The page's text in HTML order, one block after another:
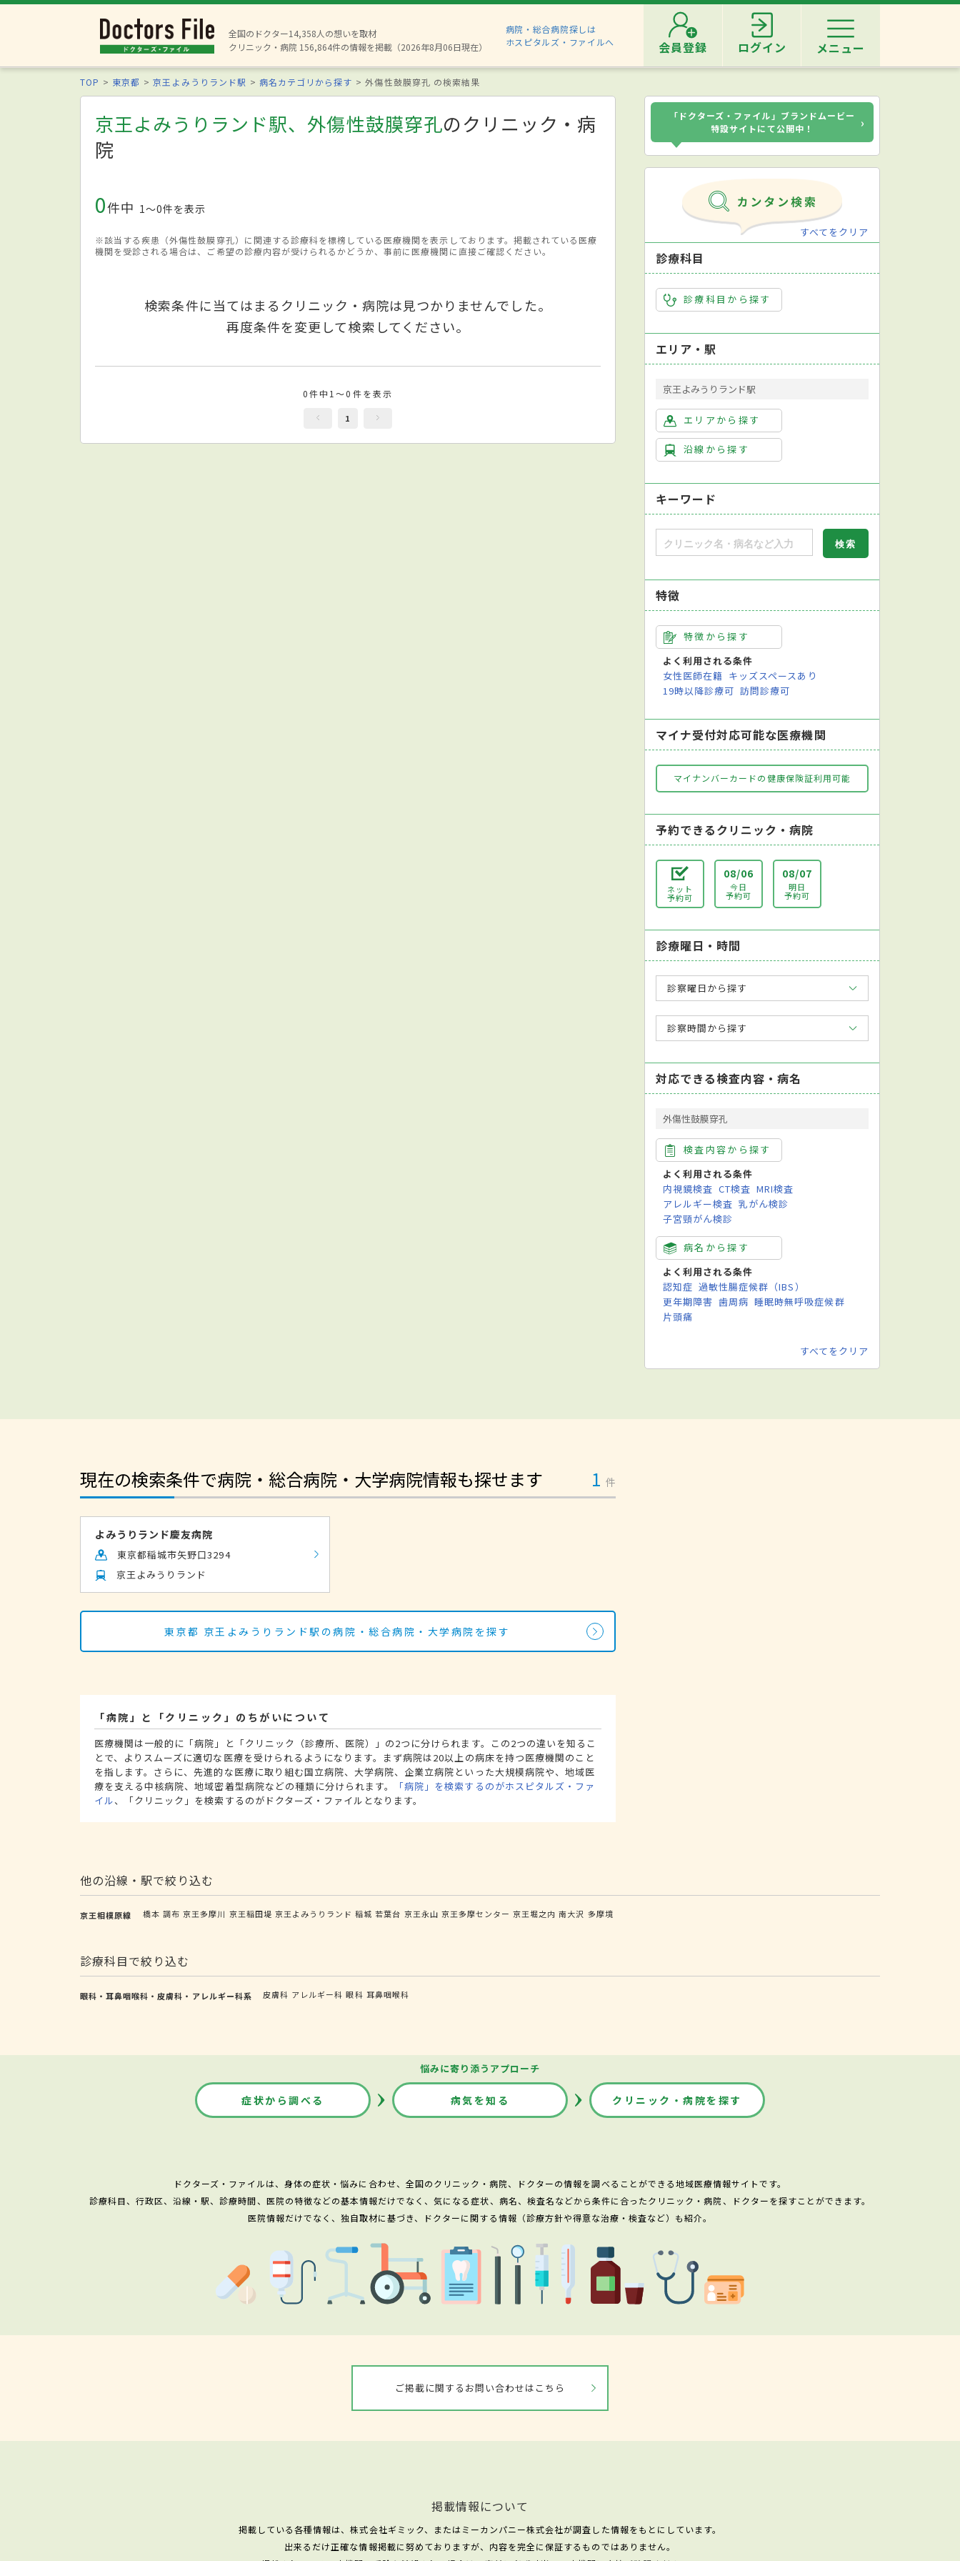
全国のドクター14,358人の想いを取材
クリニック・病院 156,864件の情報を掲載（2026年8月06日現在）
病院・総合病院探しは
ホスピタルズ・ファイルへ
会員登録 ログイン メニュー
TOP 東京都 京王よみうりランド駅 病名カテゴリから探す 外傷性鼓膜穿孔 の検索結果
京王よみうりランド駅、外傷性鼓膜穿孔のクリニック・病
院
0件中 1〜0件を表示
※該当する疾患（外傷性鼓膜穿孔）に関連する診療科を標榜している医療機関を表示しております。掲載されている医療
機関を受診される場合は、ご希望の診療内容が受けられるかどうか、事前に医療機関に直接ご確認ください。
検索条件に当てはまるクリニック・病院は見つかりませんでした。
再度条件を変更して検索してください。
0件中1～0件を表示
1
「ドクターズ・ファイル」ブランドムービー
特設サイトにて公開中！
›
すべてをクリア
診療科目
診療科目から探す
エリア・駅
京王よみうりランド駅
エリアから探す
沿線から探す
キーワード
特徴
特徴から探す
よく利用される条件
女性医師在籍 キッズスペースあり
19時以降診療可 訪問診療可
マイナ受付対応可能な医療機関
マイナンバーカードの健康保険証利用可能
予約できるクリニック・病院
ネット
予約可
08/06
今日
予約可
08/07
明日
予約可
診療曜日・時間
診察曜日から探す
診察時間から探す
対応できる検査内容・病名
外傷性鼓膜穿孔
検査内容から探す
よく利用される条件
内視鏡検査 CT検査 MRI検査
アレルギー検査 乳がん検診
子宮頸がん検診
病名から探す
よく利用される条件
認知症 過敏性腸症候群（IBS）
更年期障害 歯周病 睡眠時無呼吸症候群
片頭痛
すべてをクリア
現在の検索条件で病院・総合病院・大学病院情報も探せます 1 件
よみうりランド慶友病院
東京都稲城市矢野口3294
京王よみうりランド
東京都 京王よみうりランド駅の病院・総合病院・大学病院を探す
「病院」と「クリニック」のちがいについて
医療機関は一般的に「病院」と「クリニック（診療所、医院）」の2つに分けられます。この2つの違いを知るこ
とで、よりスムーズに適切な医療を受けられるようになります。まず病院は20以上の病床を持つ医療機関のこと
を指します。さらに、先進的な医療に取り組む国立病院、大学病院、企業立病院といった大規模病院や、地域医
療を支える中核病院、地域密着型病院などの種類に分けられます。
「病院」を検索するのがホスピタルズ・ファ
イル、「クリニック」を検索するのがドクターズ・ファイルとなります。
他の沿線・駅で絞り込む
京王相模原線 橋本 調布 京王多摩川 京王稲田堤 京王よみうりランド 稲城 若葉台 京王永山 京王多摩センター 京王堀之内 南大沢 多摩境
診療科目で絞り込む
眼科・耳鼻咽喉科・皮膚科・アレルギー科系 皮膚科 アレルギー科 眼科 耳鼻咽喉科
悩みに寄り添うアプローチ
症状から調べる 病気を知る クリニック・病院を探す
ドクターズ・ファイルは、身体の症状・悩みに合わせ、全国のクリニック・病院、ドクターの情報を調べることができる地域医療情報サイトです。
診療科目、行政区、沿線・駅、診療時間、医院の特徴などの基本情報だけでなく、気になる症状、病名、検査名などから条件に合ったクリニック・病院、ドクターを探すことができます。
医院情報だけでなく、独自取材に基づき、ドクターに関する情報（診療方針や得意な治療・検査など）も紹介。
ご掲載に関するお問い合わせはこちら
掲載情報について
掲載している各種情報は、株式会社ギミック、またはミーカンパニー株式会社が調査した情報をもとにしています。
出来るだけ正確な情報掲載に努めておりますが、内容を完全に保証するものではありません。